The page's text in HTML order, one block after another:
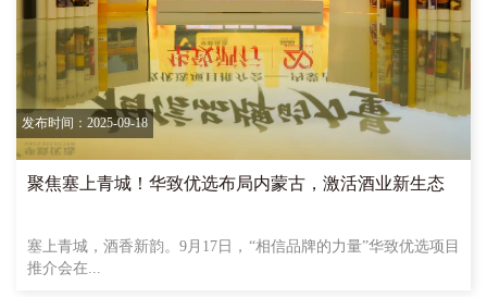
发布时间：2025-09-18
聚焦塞上青城！华致优选布局内蒙古，激活酒业新生态
塞上青城，酒香新韵。9月17日，“相信品牌的力量”华致优选项目
推介会在...